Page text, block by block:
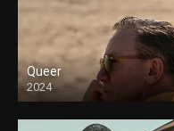
Queer
2024